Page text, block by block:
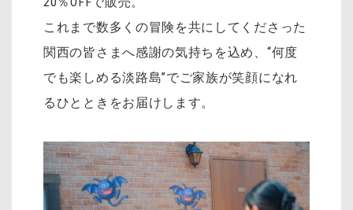
これまで数多くの冒険を共にしてくださった
関西の皆さまへ感謝の気持ちを込め、“何度
でも楽しめる淡路島”でご家族が笑顔になれ
るひとときをお届けします。